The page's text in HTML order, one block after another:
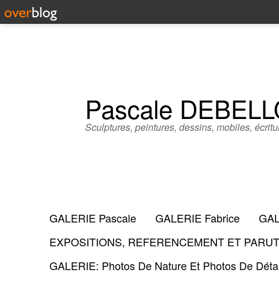
Pascale
Sculptures, peintures, dessins, mobiles,
GALERIE Pascale GALERIE Fabrice
EXPOSITIONS, REFERENCEMENT ET
GALERIE: Photos De Nature Et Photos De